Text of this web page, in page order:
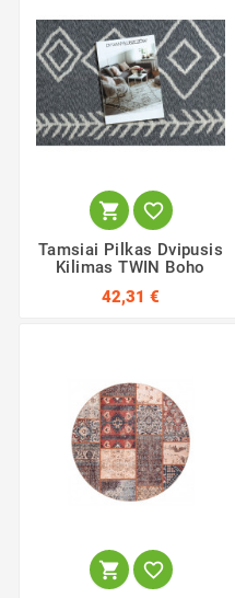
 
Tamsiai Pilkas Dvipusis
Kilimas TWIN Boho
42,31 €
 